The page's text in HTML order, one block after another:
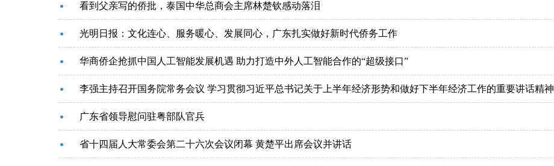
看到父亲写的侨批，泰国中华总商会主席林楚钦感动落泪
光明日报：文化连心、服务暖心、发展同心，广东扎实做好新时代侨务工作
华商侨企抢抓中国人工智能发展机遇 助力打造中外人工智能合作的“超级接口”
李强主持召开国务院常务会议 学习贯彻习近平总书记关于上半年经济形势和做好下半年经济工作的重要讲话精神
广东省领导慰问驻粤部队官兵
省十四届人大常委会第二十六次会议闭幕 黄楚平出席会议并讲话